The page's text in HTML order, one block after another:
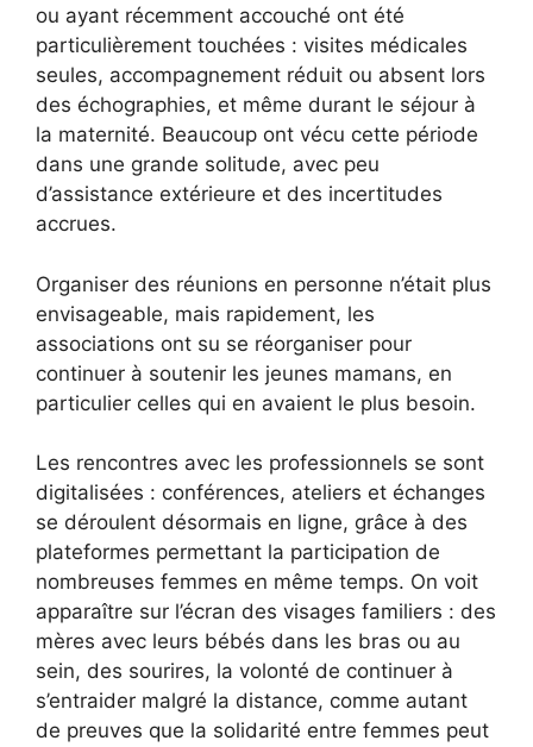
ou ayant récemment accouché ont été
particulièrement touchées : visites médicales
seules, accompagnement réduit ou absent lors
des échographies, et même durant le séjour à
la maternité. Beaucoup ont vécu cette période
dans une grande solitude, avec peu
d’assistance extérieure et des incertitudes
accrues.
Organiser des réunions en personne n’était plus
envisageable, mais rapidement, les
associations ont su se réorganiser pour
continuer à soutenir les jeunes mamans, en
particulier celles qui en avaient le plus besoin.
Les rencontres avec les professionnels se sont
digitalisées : conférences, ateliers et échanges
se déroulent désormais en ligne, grâce à des
plateformes permettant la participation de
nombreuses femmes en même temps. On voit
apparaître sur l’écran des visages familiers : des
mères avec leurs bébés dans les bras ou au
sein, des sourires, la volonté de continuer à
s’entraider malgré la distance, comme autant
de preuves que la solidarité entre femmes peut